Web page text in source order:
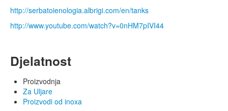
http://serbatoienologia.albrigi.com/en/tanks
http://www.youtube.com/watch?v=0nHM7pIVI44
Djelatnost
Proizvodnja
Za Uljare
Proizvodi od inoxa